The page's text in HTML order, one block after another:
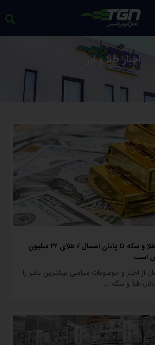
اخبار طلا و ارز
۳ سناریوی دلار، طلا و سکه تا پایان امسال / طلای ۲۲ میلیون
است
از اخبار و موضوعات سیاسی بیشترین تاثیر را
طلا و سکه ...